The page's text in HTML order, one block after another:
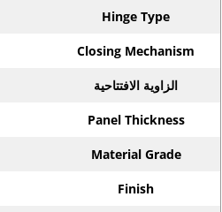
Hinge Type
Closing Mechanism
الزاوية الافتتاحية
Panel Thickness
Material Grade
Finish